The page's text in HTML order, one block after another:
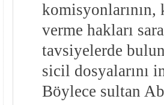
komisyonlarının,
verme hakları
tavsiyelerde
sicil dosyalarını
Böylece sultan